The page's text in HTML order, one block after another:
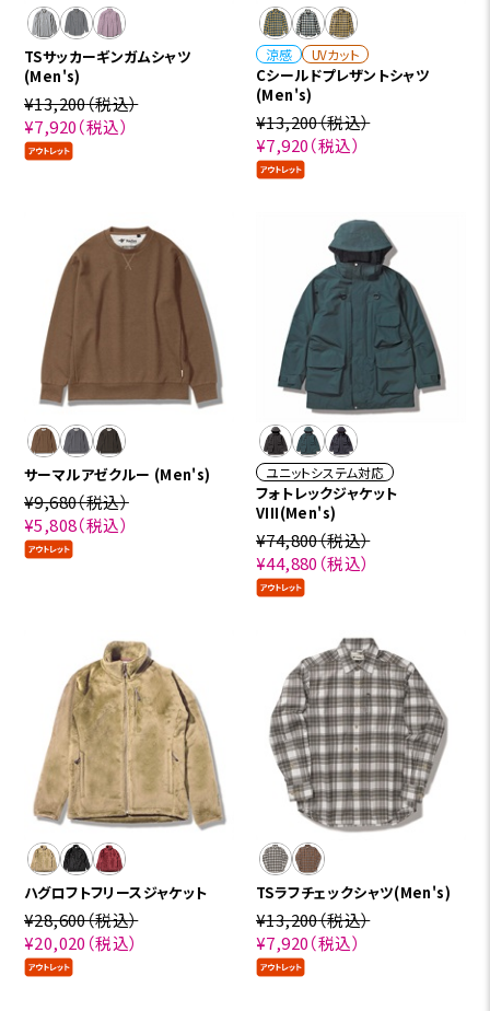
TSサッカーギンガムシャツ
(Men's)
¥13,200（税込）
¥7,920（税込）
涼感 UVカット
Cシールドプレザントシャツ
(Men's)
¥13,200（税込）
¥7,920（税込）
サーマルアゼクルー (Men's)
¥9,680（税込）
¥5,808（税込）
ユニットシステム対応
フォトレックジャケット
VIII(Men's)
¥74,800（税込）
¥44,880 （税込）
ハグロフトフリースジャケット
¥28,600（税込）
¥20,020 （税込）
TSラフチェックシャツ(Men's)
¥13,200（税込）
¥7,920（税込）